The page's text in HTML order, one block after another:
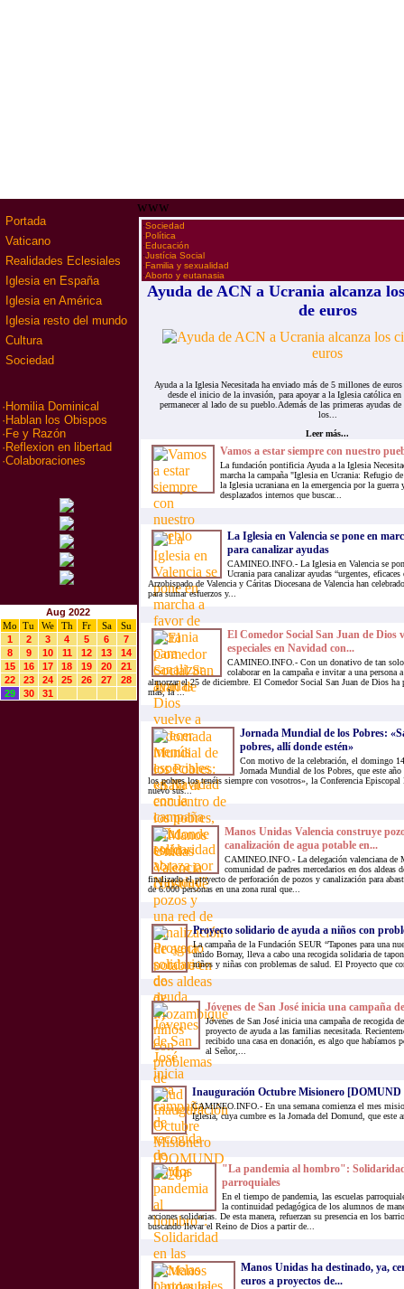
Portada
Vaticano
Realidades Eclesiales
Iglesia en España
Iglesia en América
Iglesia resto del mundo
Cultura
Sociedad
· Homilia Dominical
· Hablan los Obispos
· Fe y Razón
· Reflexion en libertad
·Colaboraciones
Aug 2022
Mo
Tu We Th Fr Sa
Su
1
2 3 4 5 6
7
8
9 10 11 12 13
14
15
16 17 18 19 20
21
22
23 24 25 26 27
28
29
30 31
www
·Sociedad
·Política
·Educación
·Justícia Social
·Familia y sexualidad
·Aborto y eutanasia
Ayuda de ACN a Ucrania alcanza
de euros
Ayuda a la Iglesia Necesitada ha enviado más de 5 millones de
desde el inicio de la invasión, para apoyar a la Iglesia católica
permanecer al lado de su pueblo.Además de las primeras ayudas
los...
Leer más...
Vamos a estar siempre con nuestro
La fundación pontificia Ayuda a la Iglesia
marcha la campaña "Iglesia en Ucrania: Refugio
la Iglesia ucraniana en la emergencia por la
desplazados internos que buscar...
La Iglesia en Valencia se pone en
para canalizar ayudas
CAMINEO.INFO.- La Iglesia en Valencia se
Ucrania para canalizar ayudas “urgentes,
Arzobispado de Valencia y Cáritas Diocesana de Valencia han
para sumar esfuerzos y...
El Comedor Social San Juan de Dios
especiales en Navidad con...
CAMINEO.INFO.- Con un donativo de tan solo
colaborar en la campaña e invitar a una persona
almorzar el 25 de diciembre. El Comedor Social San Juan de Dios ha
más, la ...
Jornada Mundial de los Pobres:
pobres, allí donde estén»
Con motivo de la celebración, el domingo
Jornada Mundial de los Pobres, que este
los pobres los tenéis siempre con vosotros», la Conferencia Episcopal
nuevo sus...
Manos Unidas Valencia construye
canalización de agua potable en...
CAMINEO.INFO.- La delegación valenciana de
comunidad de padres mercedarios en dos aldeas
finalizado el proyecto de perforación de pozos y canalización para
de 6.000 personas en una zona rural que...
Proyecto solidario de ayuda a niños con
La campaña de la Fundación SEUR “Tapones para una
unido Bornay, lleva a cabo una recogida solidaria de
niños y niñas con problemas de salud. El Proyecto que
Jóvenes de San José inicia una campaña
Jóvenes de San José inicia una campaña de recogida
proyecto de ayuda a las familias necesitada.
recibido una casa en donación, es algo que habíamos
al Señor,...
Inauguración Octubre Misionero [DOMUND
CAMINEO.INFO.- En una semana comienza el mes
Iglesia, cuya cumbre es la Jornada del Domund, que este
"La pandemia al hombro": Solidaridad
parroquiales
En el tiempo de pandemia, las escuelas
la continuidad pedagógica de los alumnos de
acciones solidarias. De esta manera, refuerzan su presencia en los
buscando llevar el Reino de Dios a partir de...
Manos Unidas ha destinado, ya,
euros a proyectos de...